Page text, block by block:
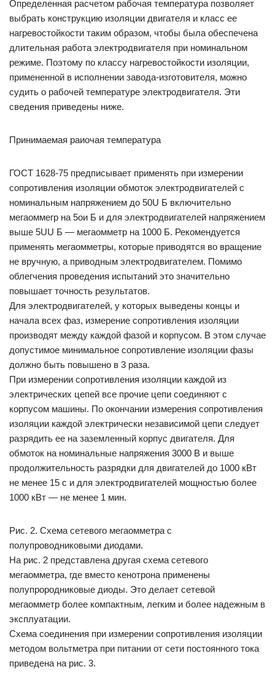
Определенная расчетом рабочая температура позволяет
выбрать конструкцию изоляции двигателя и класс ее
нагревостойкости таким образом, чтобы была обеспечена
длительная работа электродвигателя при номинальном
режиме. Поэтому по классу нагревостойкости изоляции,
примененной в исполнении завода-изготовителя, можно
судить о рабочей температуре электродвигателя. Эти
сведения приведены ниже.
Принимаемая раиочая температура
ГОСТ 1628-75 предписывает применять при измерении
сопротивления изоляции обмоток электродвигателей с
номинальным напряжением до 50U Б включительно
мегаоммегр на 5ои Б и для электродвигателей напряжением
выше 5UU Б — мегаомметр на 1000 Б. Рекомендуется
применять мегаомметры, которые приводятся во вращение
не вручную, а приводным электродвигателем. Помимо
облегчения проведения испытаний это значительно
повышает точность результатов.
Для электродвигателей, у которых выведены концы и
начала всех фаз, измерение сопротивления изоляции
производят между каждой фазой и корпусом. В этом случае
допустимое минимальное сопротивление изоляции фазы
должно быть повышено в 3 раза.
При измерении сопротивления изоляции каждой из
электрических цепей все прочие цепи соединяют с
корпусом машины. По окончании измерения сопротивления
изоляции каждой электрически независимой цепи следует
разрядить ее на заземленный корпус двигателя. Для
обмоток на номинальные напряжения 3000 В и выше
продолжительность разрядки для двигателей до 1000 кВт
не менее 15 с и для электродвигателей мощностью более
1000 кВт — не менее 1 мин.
Рис. 2. Схема сетевого мегаомметра с
полупроводниковыми диодами.
На рис. 2 представлена другая схема сетевого
мегаомметра, где вместо кенотрона применены
полупрородниковые диоды. Это делает сетевой
мегаомметр более компактным, легким и более надежным в
эксплуатации.
Схема соединения при измерении сопротивления изоляции
методом вольтметра при питании от сети постоянного тока
приведена на рис. 3.